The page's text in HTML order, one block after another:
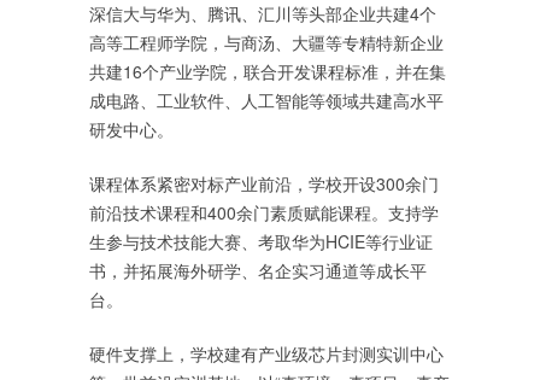
深信大与华为、腾讯、汇川等头部企业共建4个
高等工程师学院，与商汤、大疆等专精特新企业
共建16个产业学院，联合开发课程标准，并在集
成电路、工业软件、人工智能等领域共建高水平
研发中心。
课程体系紧密对标产业前沿，学校开设300余门
前沿技术课程和400余门素质赋能课程。支持学
生参与技术技能大赛、考取华为HCIE等行业证
书，并拓展海外研学、名企实习通道等成长平
台。
硬件支撑上，学校建有产业级芯片封测实训中心